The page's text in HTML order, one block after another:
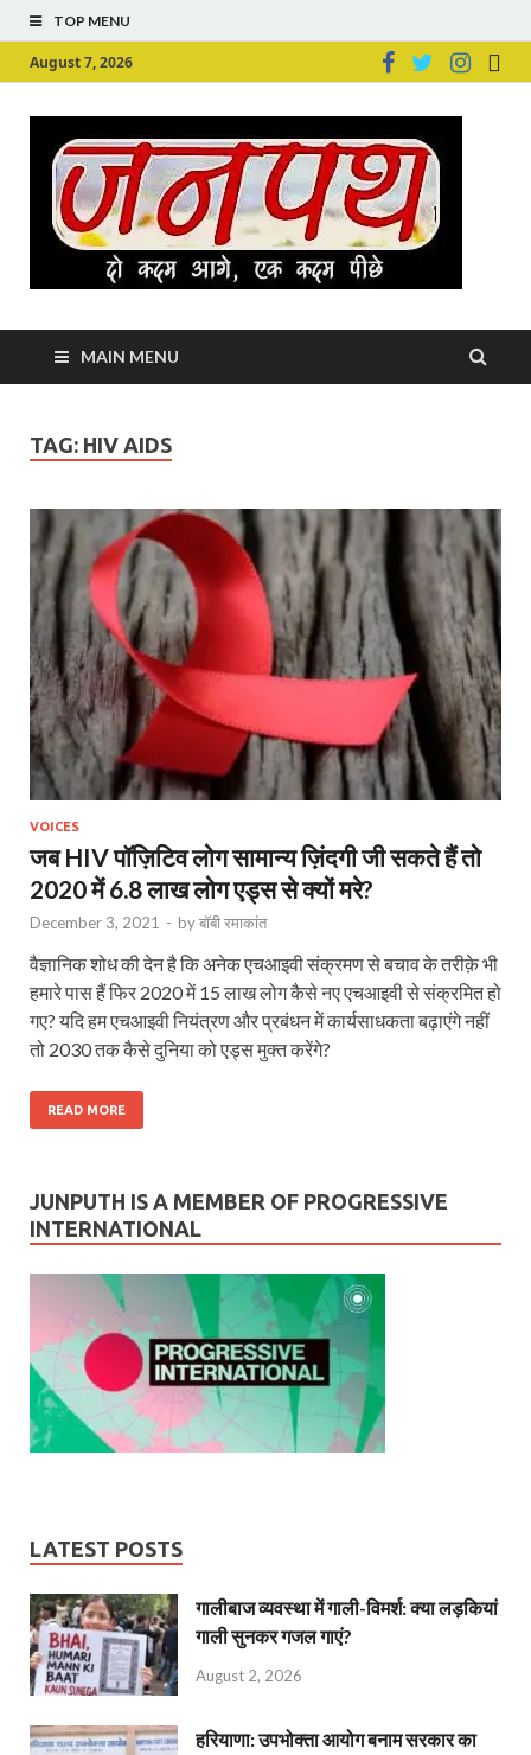
TOP MENU
August 7, 2026
MAIN MENU
TAG: HIV AIDS
VOICES
जब HIV पॉज़िटिव लोग सामान्य ज़िंदगी जी सकते हैं तो
2020 में 6.8 लाख लोग एड्स से क्यों मरे?
December 3, 2021 - byबॉबी रमाकांत
वैज्ञानिक शोध की देन है कि अनेक एचआइवी संक्रमण से बचाव के तरीक़े भी
हमारे पास हैं फिर 2020 में 15 लाख लोग कैसे नए एचआइवी से संक्रमित हो
गए? यदि हम एचआइवी नियंत्रण और प्रबंधन में कार्यसाधकता बढ़ाएंगे नहीं
तो 2030 तक कैसे दुनिया को एड्स मुक्त करेंगे?
READ MORE
JUNPUTH IS A MEMBER OF PROGRESSIVE
INTERNATIONAL
LATEST POSTS
गालीबाज व्‍यवस्‍था में गाली-विमर्श: क्या लड़कियां
गाली सुनकर गजल गाएं?
August 2, 2026
हरियाणा: उपभोक्ता आयोग बनाम सरकार का